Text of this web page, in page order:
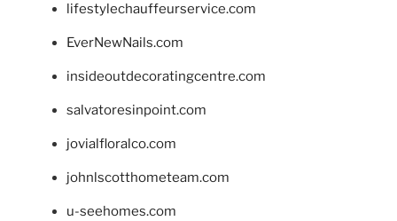
lifestylechauffeurservice.com
EverNewNails.com
insideoutdecoratingcentre.com
salvatoresinpoint.com
jovialfloralco.com
johnlscotthometeam.com
u-seehomes.com